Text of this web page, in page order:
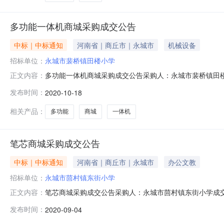
多功能一体机商城采购成交公告
中标｜中标通知 河南省｜商丘市｜永城市
机械设备
招标单位： 永城市裴桥镇田楼小学
正文内容： 多功能一体机商城采购成交公告采购人：永城市裴桥镇
12890.002890.00成交金额：￥3802.00元大写：叁仟捌
发布时间： 2020-10-18
相关产品：
多功能 商城 一体机
笔芯商城采购成交公告
中标｜中标通知 河南省｜商丘市｜永城市
办公文教
招标单位： 永城市茴村镇东街小学
正文内容： 笔芯商城采购成交公告采购人：永城市茴村镇东街小学
发布时间： 2020-09-04